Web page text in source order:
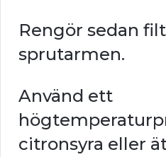
Rengör sedan
sprutarmen.
Använd ett
citronsyra eller